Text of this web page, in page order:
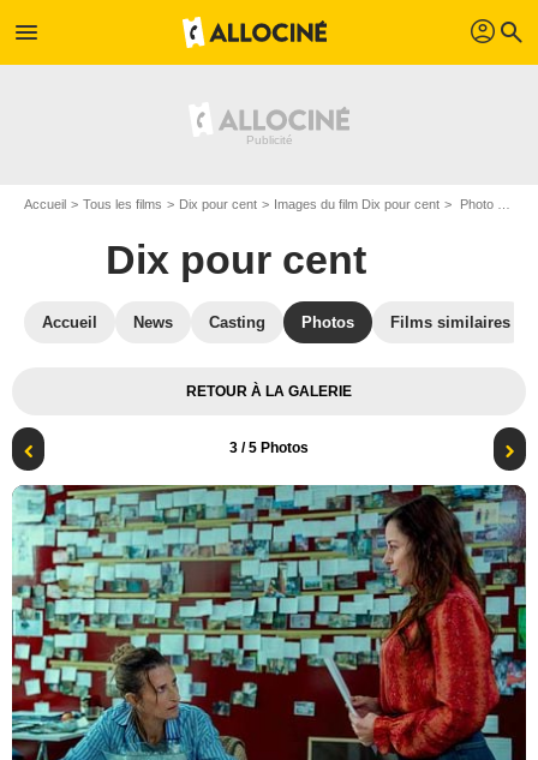
menu profil search
Accueil Tous les films Dix pour cent Images du film Dix pour cent Photo du film Dix pour cent - Photo 3
Dix pour cent
Accueil News Casting Photos Films similaires
RETOUR À LA GALERIE
3 / 5 Photos